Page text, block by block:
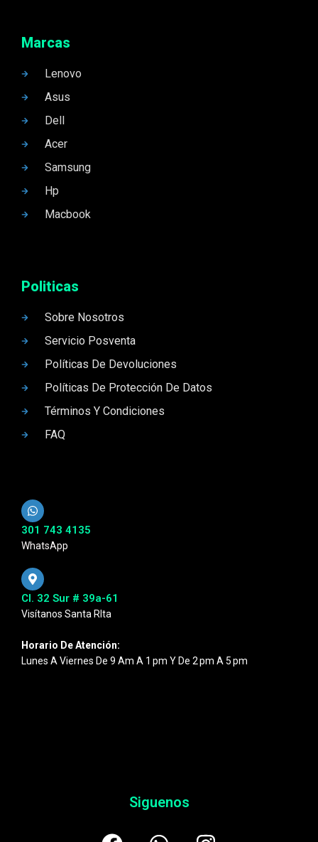
Marcas
Lenovo
Asus
Dell
Acer
Samsung
Hp
Macbook
Politicas
Sobre Nosotros
Servicio Posventa
Políticas De Devoluciones
Políticas De Protección De Datos
Términos Y Condiciones
FAQ
301 743 4135
WhatsApp
Cl. 32 Sur # 39a-61
Visítanos Santa RIta
Horario De Atención:
Lunes A Viernes De 9 Am A 1 Pm Y De 2 Pm A 5 Pm
Siguenos